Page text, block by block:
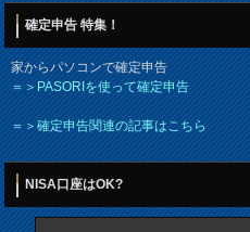
確定申告 特集！
家からパソコンで確定申告
＝＞PASORIを使って確定申告
＝＞確定申告関連の記事はこちら
NISA口座はOK?